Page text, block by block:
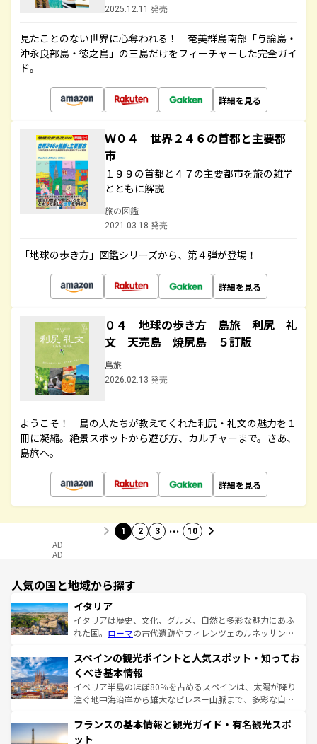
2025.12.11 発売
見たことのない世界に心奪われる！ 奄美群島南部「与論島・
沖永良部島・徳之島」の三島だけをフィーチャーした完全ガイ
ド。
詳細を見る
Ｗ０４ 世界２４６の首都と主要都
市
１９９の首都と４７の主要都市を旅の雑学
とともに解説
旅の図鑑
2021.03.18 発売
「地球の歩き方」図鑑シリーズから、第４弾が登場！
詳細を見る
０４ 地球の歩き方 島旅 利尻 礼
文 天売島 焼尻島 ５訂版
島旅
2026.02.13 発売
ようこそ！ 島の人たちが教えてくれた利尻・礼文の魅力を１
冊に凝縮。絶景スポットから遊び方、カルチャーまで。さあ、
島旅へ。
詳細を見る
1 2 3 … 10
AD
AD
人気の国と地域から探す
イタリア
イタリアは歴史、文化、グルメ、自然と多彩な魅力にあふ
れた国。 ローマの古代遺跡やフィレンツェのルネッサンス
ろん、トスカーナの美しい田園風景やアマルフィ海岸の絶
景など、自然景観も見逃せない。観光の合間には、本場の
ピザやパスタなど、絶品のイタリア料理を堪能することも
できる。朝目覚めてから夜眠るまで、すべての瞬間を楽し
なお、新着のイタリア情報はコンテンツ一覧を参照してほ
しい。
スペインの観光ポイントと人気スポット・知ってお
くべき基本情報
イベリア半島のほぼ80％を占めるスペインは、太陽が降り
注ぐ地中海沿岸から雄大なピレネー山脈まで、多彩な自然
文化が根付くこの国では、情熱的なフラメンコ、熱気あふ
れる闘牛、そして美味しいタパスが生活の一部となってい
フランスの基本情報と観光ガイド・有名観光スポ
ット